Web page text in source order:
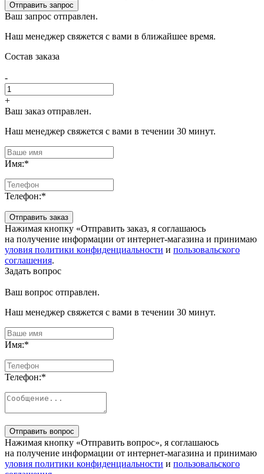
Отправить запрос
Ваш запрос отправлен.
Наш менеджер свяжется с вами в ближайшее время.
Состав заказа
-
+
Ваш заказ отправлен.
Наш менеджер свяжется с вами в течении 30 минут.
Имя:*
Телефон:*
Отправить заказ
Нажимая кнопку «Отправить заказ, я соглашаюсь
на получение информации от интернет-магазина и принимаю
уловия политики конфиденциальности и пользовальского
соглашения.
Задать вопрос
Ваш вопрос отправлен.
Наш менеджер свяжется с вами в течении 30 минут.
Имя:*
Телефон:*
Отправить вопрос
Нажимая кнопку «Отправить вопрос», я соглашаюсь
на получение информации от интернет-магазина и принимаю
уловия политики конфиденциальности и пользовальского